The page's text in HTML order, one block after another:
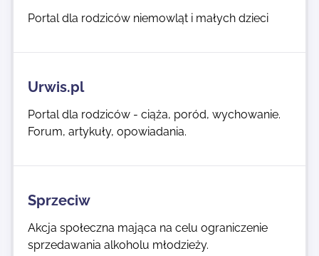
Portal dla rodziców niemowląt i małych dzieci
Urwis.pl
Portal dla rodziców - ciąża, poród, wychowanie.
Forum, artykuły, opowiadania.
Sprzeciw
Akcja społeczna mająca na celu ograniczenie
sprzedawania alkoholu młodzieży.